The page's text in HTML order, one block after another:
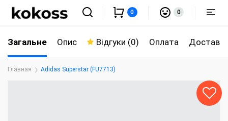
0 0
Главная Adidas Superstar (FU7713)
Загальне Опис Відгуки (0) Оплата